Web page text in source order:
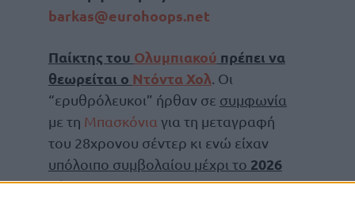
barkas@eurohoops.net
Παίκτης του Ολυμπιακού πρέπει να
θεωρείται ο Ντόντα Χολ . Οι
“ερυθρόλευκοι” ήρθαν σε συμφωνία
με τη Μπασκόνια για τη μεταγραφή
του 28χρονου σέντερ κι ενώ είχαν
υπόλοιπο συμβολαίου μέχρι το 2026
μόνο μεNBA out.